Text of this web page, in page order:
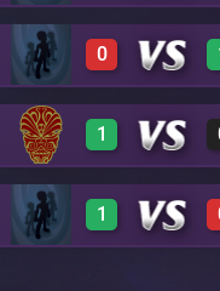
0 A12
0
0 A12
1
3 A12
1